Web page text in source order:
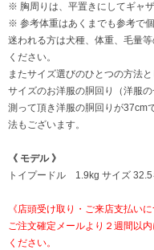
※ 胸周りは、平置きにしてギャ
※ 参考体重はあくまでも参考で
迷われる方は犬種、体重、毛量
ください。
またサイズ選びのひとつの方法
サイズのお洋服の胴回り（洋服
測って頂き洋服の胴回りが37cm
法もございます。
《 モデル 》
トイプードル 1.9kg サイズ 32.5
《店頭受け取り・ご来店支払いに
ご注文確定メールより２週間以
ください。